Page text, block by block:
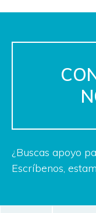
¿Buscas apoyo
Escríbenos,